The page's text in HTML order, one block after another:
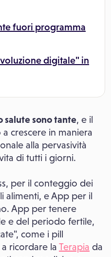
fuori programma
digitale" in
salute sono tante, e il
crescere in maniera
alla pervasività
di tutti i giorni.
per il conteggio dei
alimenti, e App per il
App per tenere
e del periodo fertile,
come i pill
ricordare la Terapia da